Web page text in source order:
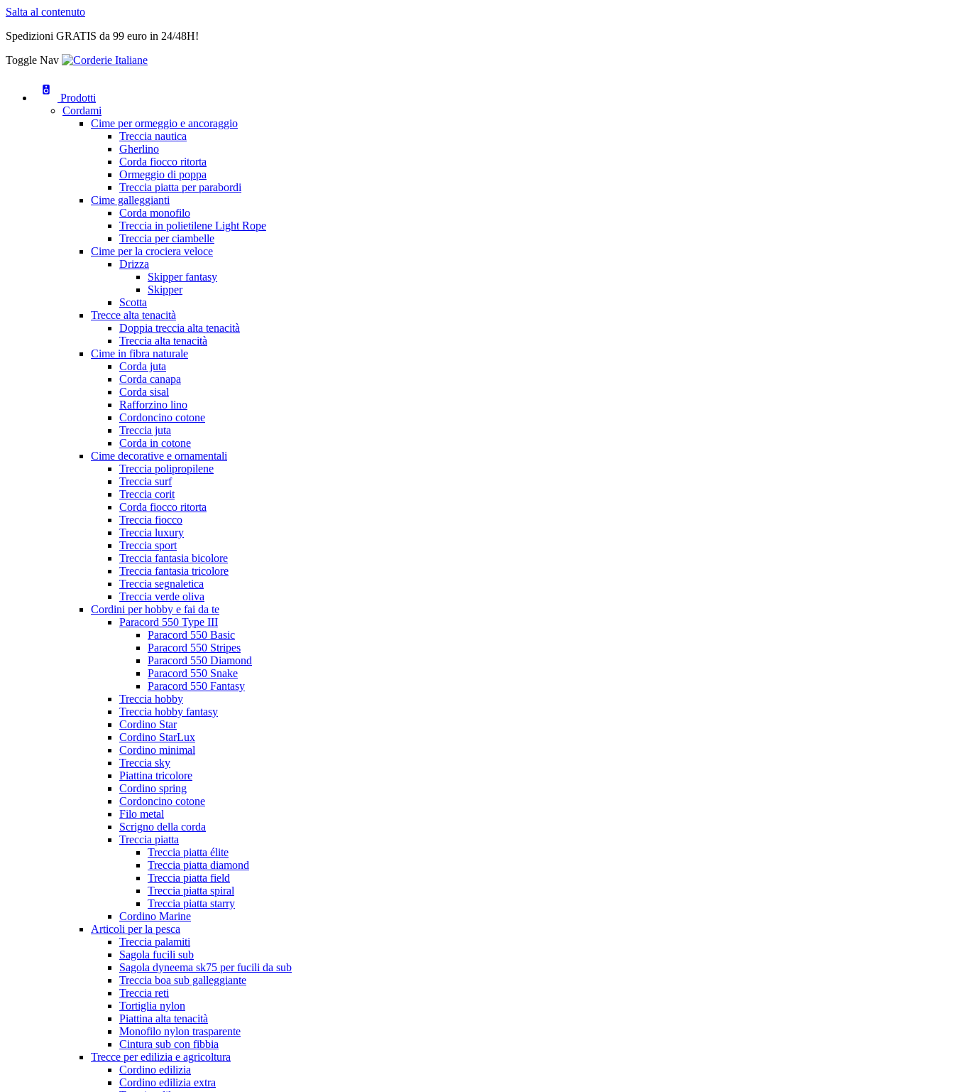
Salta al contenuto
Spedizioni GRATIS da 99 euro in 24/48H!
Toggle Nav
Prodotti
Cordami
Cime per ormeggio e ancoraggio
Treccia nautica
Gherlino
Corda fiocco ritorta
Ormeggio di poppa
Treccia piatta per parabordi
Cime galleggianti
Corda monofilo
Treccia in polietilene Light Rope
Treccia per ciambelle
Cime per la crociera veloce
Drizza
Skipper fantasy
Skipper
Scotta
Trecce alta tenacità
Doppia treccia alta tenacità
Treccia alta tenacità
Cime in fibra naturale
Corda juta
Corda canapa
Corda sisal
Rafforzino lino
Cordoncino cotone
Treccia juta
Corda in cotone
Cime decorative e ornamentali
Treccia polipropilene
Treccia surf
Treccia corit
Corda fiocco ritorta
Treccia fiocco
Treccia luxury
Treccia sport
Treccia fantasia bicolore
Treccia fantasia tricolore
Treccia segnaletica
Treccia verde oliva
Cordini per hobby e fai da te
Paracord 550 Type III
Paracord 550 Basic
Paracord 550 Stripes
Paracord 550 Diamond
Paracord 550 Snake
Paracord 550 Fantasy
Treccia hobby
Treccia hobby fantasy
Cordino Star
Cordino StarLux
Cordino minimal
Treccia sky
Piattina tricolore
Cordino spring
Cordoncino cotone
Filo metal
Scrigno della corda
Treccia piatta
Treccia piatta élite
Treccia piatta diamond
Treccia piatta field
Treccia piatta spiral
Treccia piatta starry
Cordino Marine
Articoli per la pesca
Treccia palamiti
Sagola fucili sub
Sagola dyneema sk75 per fucili da sub
Treccia boa sub galleggiante
Treccia reti
Tortiglia nylon
Piattina alta tenacità
Monofilo nylon trasparente
Cintura sub con fibbia
Trecce per edilizia e agricoltura
Cordino edilizia
Cordino edilizia extra